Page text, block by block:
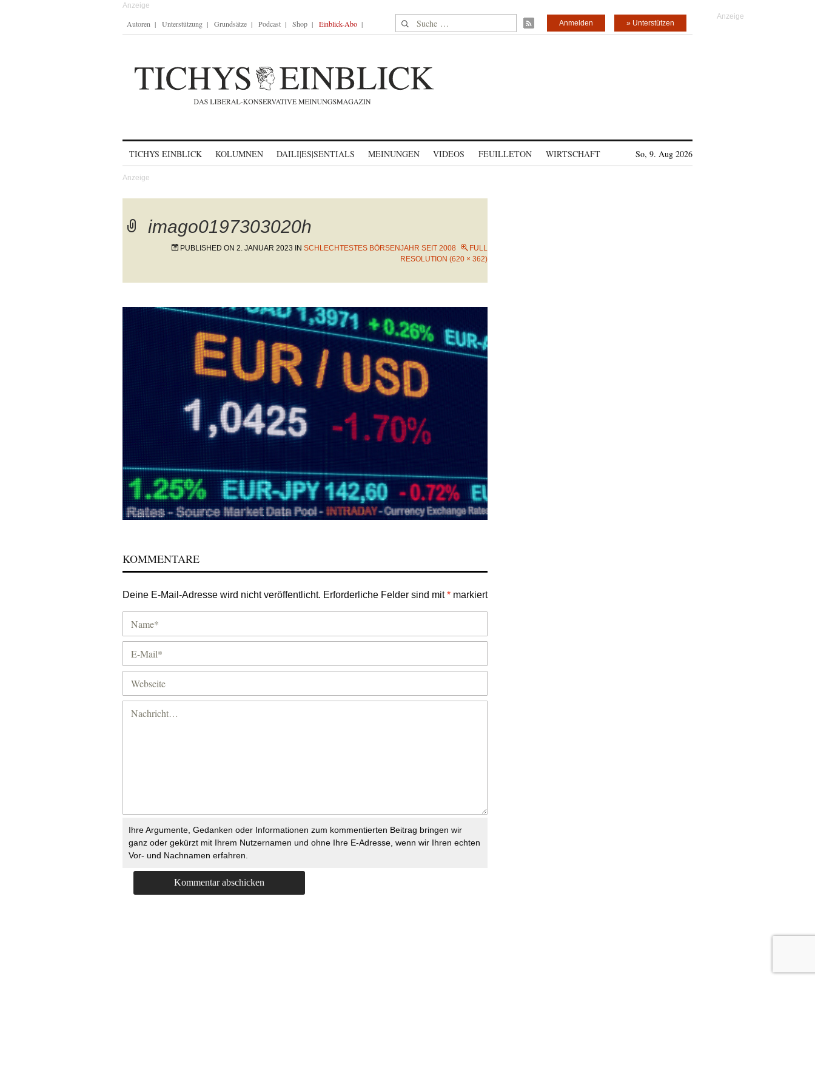
Autoren Unterstützung Grundsätze Podcast Shop Einblick-Abo Suche nach: » Unterstützen
Anmelden
TICHYS EINBLICK KOLUMNEN DAILI|ES|SENTIALS MEINUNGEN VIDEOS FEUILLETON WIRTSCHAFT So, 9. Aug 2026
imago0197303020h
PUBLISHED ON 2. JANUAR 2023 IN SCHLECHTESTES BÖRSENJAHR SEIT 2008
FULL
RESOLUTION (620 × 362)
KOMMENTARE
Deine E-Mail-Adresse wird nicht veröffentlicht. Erforderliche Felder sind mit* markiert
Ihre Argumente, Gedanken oder Informationen zum kommentierten Beitrag bringen wir
ganz oder gekürzt mit Ihrem Nutzernamen und ohne Ihre E-Adresse, wenn wir Ihren echten
Vor- und Nachnamen erfahren.